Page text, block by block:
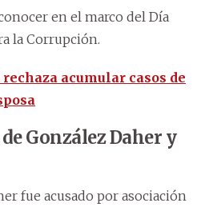
en el marco del Día
la Corrupción.
rechaza acumular casos de
González Daher y
fue acusado por asociación